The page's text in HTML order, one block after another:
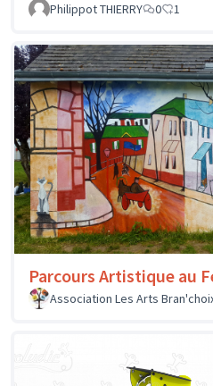
Philippot THIERRY
0 1
Parcours Artistique au
Association Les Arts